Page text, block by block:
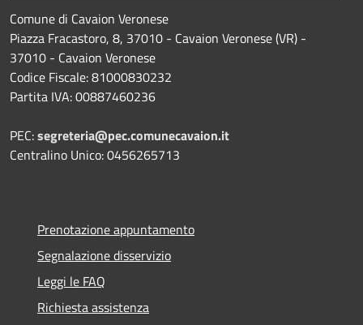
Comune di Cavaion Veronese
Piazza Fracastoro, 8, 37010 - Cavaion Veronese (VR) -
37010 - Cavaion Veronese
Codice Fiscale: 81000830232
Partita IVA: 00887460236
PEC:segreteria@pec.comunecavaion.it
Centralino Unico: 0456265713
Prenotazione appuntamento
Segnalazione disservizio
Leggi le FAQ
Richiesta assistenza